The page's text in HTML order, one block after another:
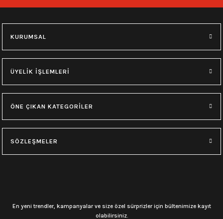
M XS
KURUMSAL
ÜYELİK İŞLEMLERİ
ÖNE ÇIKAN KATEGORİLER
SÖZLEŞMELER
En yeni trendler, kampanyalar ve size özel sürprizler için bültenimize kayıt
olabilirsiniz.